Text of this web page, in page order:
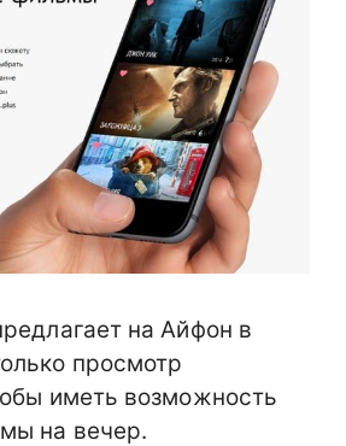
на Айфон в
просмотр
иметь возможность
на вечер.